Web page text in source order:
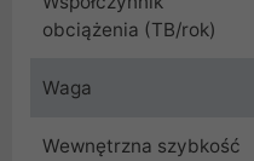
obciążenia (TB/rok)
Waga
Wewnętrzna szybkość